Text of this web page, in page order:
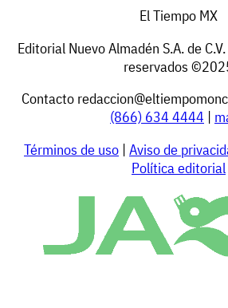
El Tiempo MX
Editorial Nuevo Almadén S.A. de
reservados
Contacto
(866) 634 4444 |
Términos de uso | Aviso de
Política editorial